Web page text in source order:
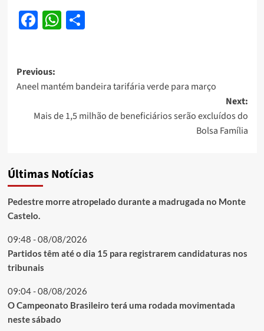
Facebook
WhatsApp
Share
Post
navigation
Previous:
Aneel mantém bandeira tarifária verde para março
Next:
Mais de 1,5 milhão de beneficiários serão excluídos do
Bolsa Família
Últimas Notícias
Pedestre morre atropelado durante a madrugada no Monte
Castelo.
09:48 - 08/08/2026
Partidos têm até o dia 15 para registrarem candidaturas nos
tribunais
09:04 - 08/08/2026
O Campeonato Brasileiro terá uma rodada movimentada
neste sábado